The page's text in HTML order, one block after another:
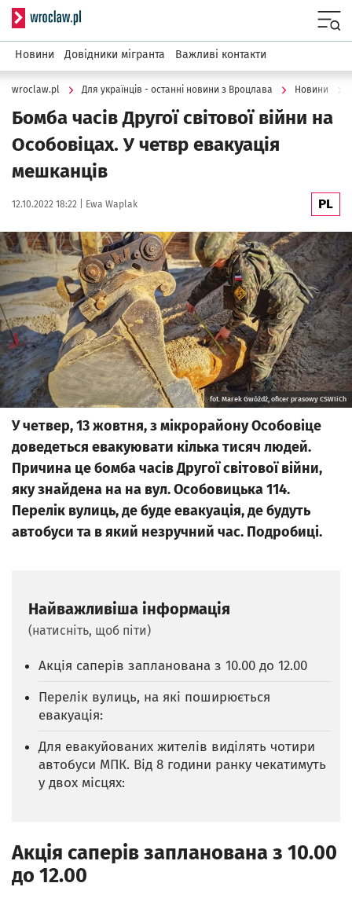
Serwis informacyjny wroclaw.pl
Новини Довідники мігранта Важливі контакти
wroclaw.pl Для українців - останні новини з Вроцлава Новини
Бомба часів Другої світової війни на
Особовіцах. У четвр евакуацiя
мешканцiв
Data publikacji:
12.10.2022 18:22 | Autor:
Ewa Waplak PL
Kliknij, aby powiększyć
fot. Marek Gwóźdź, oficer prasowy CSWIiCh
У четвер, 13 жовтня, з мiкрорайону Особовіце
доведеться евакуювати кілька тисяч людей.
Причина це бомба часів Другої світової війни,
яку знайдена на на вул. Особовицька 114.
Перелік вулиць, де буде евакуація, де будуть
автобуси та в який незручний час. Подробиці.
Найважливіша інформація
(натисніть, щоб піти)
Акція саперів запланована з 10.00 до 12.00
Перелік вулиць, на які поширюється
евакуація:
Для евакуйованих жителів виділять чотири
автобуси МПК. Від 8 години ранку чекатимуть
у двох місцях:
Акція саперів запланована з 10.00
до 12.00